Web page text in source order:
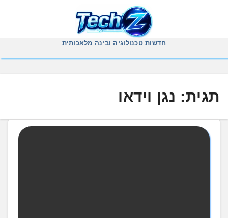
חדשות טכנולוגיה ובינה מלאכותית
תגית: נגן וידאו